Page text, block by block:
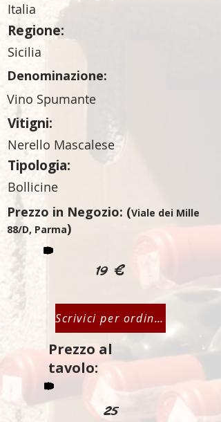
Italia
Regione:
Sicilia
Denominazione:
Vino Spumante
Vitigni:
Nerello Mascalese
Tipologia:
Bollicine
Prezzo in Negozio: (Viale dei Mille
88/D, Parma)
19 €
Scrivici per ordinare
Prezzo al
tavolo:
25